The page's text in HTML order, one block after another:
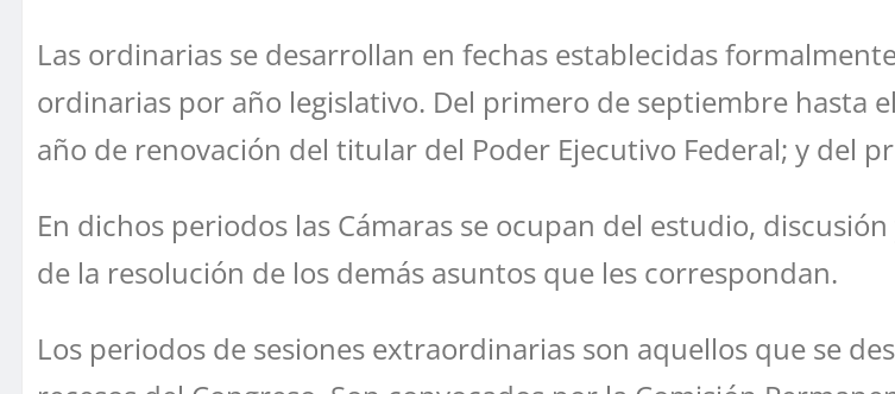
Las ordinarias se desarrollan en fechas establecidas
ordinarias por año legislativo. Del primero de septiembre hasta
año de renovación del titular del Poder Ejecutivo Federal; y del
En dichos periodos las Cámaras se ocupan del estudio,
de la resolución de los demás asuntos que les correspondan.
Los periodos de sesiones extraordinarias son aquellos que se